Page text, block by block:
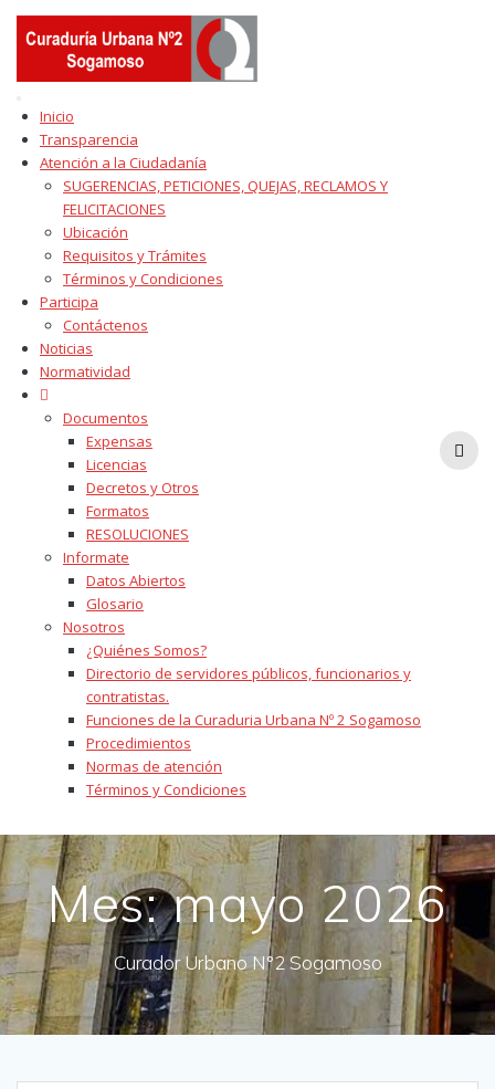
to
content
Inicio
Transparencia
Atención a la Ciudadanía
SUGERENCIAS, PETICIONES, QUEJAS, RECLAMOS Y
FELICITACIONES
Ubicación
Requisitos y Trámites
Términos y Condiciones
Participa
Contáctenos
Noticias
Normatividad
Documentos
Expensas
Licencias
Decretos y Otros
Formatos
RESOLUCIONES
Informate
Datos Abiertos
Glosario
Nosotros
¿Quiénes Somos?
Directorio de servidores públicos, funcionarios y
contratistas.
Funciones de la Curaduria Urbana Nº 2 Sogamoso
Procedimientos
Normas de atención
Términos y Condiciones
Mes:mayo 2026
Curador Urbano N°2 Sogamoso